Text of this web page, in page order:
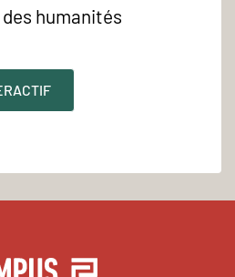
humanités